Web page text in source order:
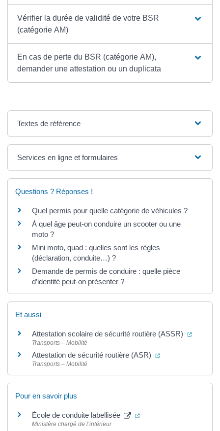
Vérifier la durée de validité de votre BSR
(catégorie AM)
En cas de perte du BSR (catégorie AM),
demander une attestation ou un duplicata
Textes de référence
Services en ligne et formulaires
Questions ? Réponses !
Quel permis pour quelle catégorie de véhicules ?
À quel âge peut-on conduire un scooter ou une
moto ?
Mini moto, quad : quelles sont les règles
(déclaration, conduite…) ?
Demande de permis de conduire : quelle pièce
d’identité peut-on présenter ?
Et aussi
Attestation scolaire de sécurité routière (ASSR)
Transports – Mobilité
Attestation de sécurité routière (ASR) (ouverture dans
Transports – Mobilité
Pour en savoir plus
École de conduite labellisée (ouverture dans un
Ministère chargé de l’intérieur